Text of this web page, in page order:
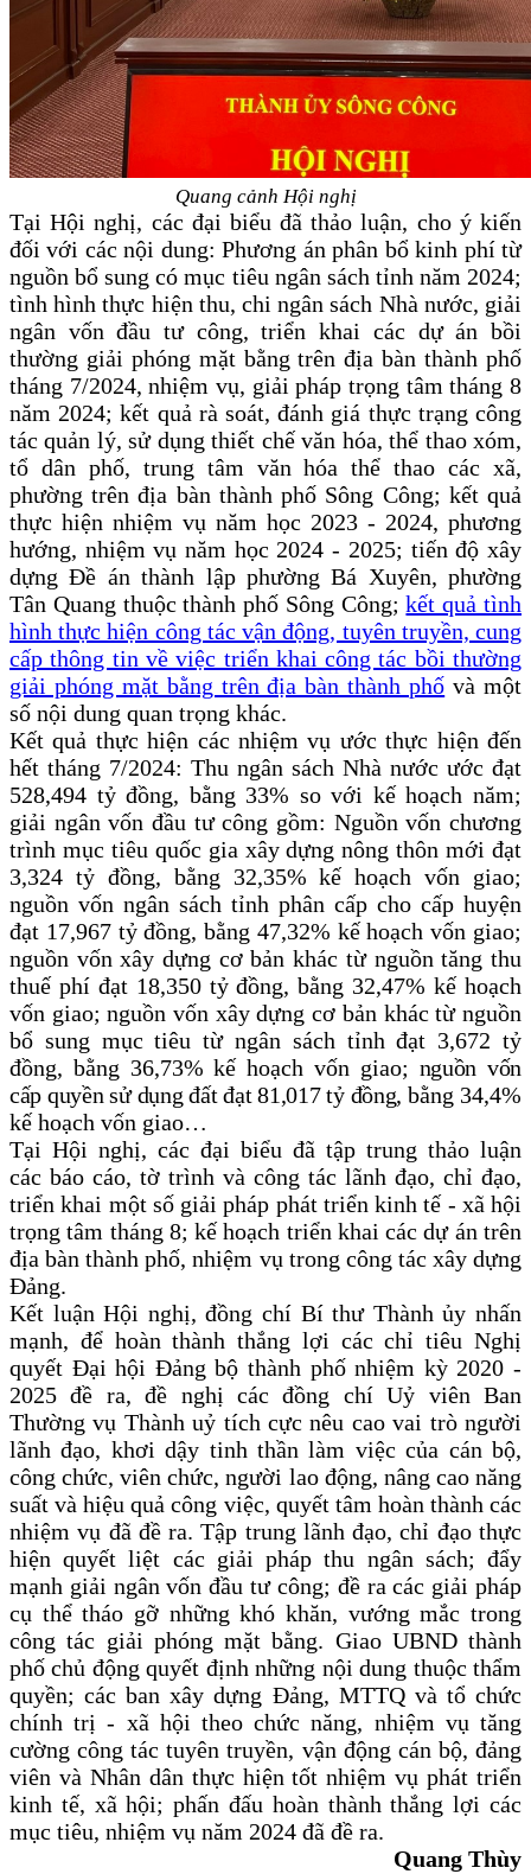
Quang cảnh Hội nghị
Tại Hội nghị, các đại biểu đã thảo luận, cho ý kiến
đối với các nội dung: Phương án phân bổ kinh phí từ
nguồn bổ sung có mục tiêu ngân sách tỉnh năm 2024;
tình hình thực hiện thu, chi ngân sách Nhà nước, giải
ngân vốn đầu tư công, triển khai các dự án bồi
thường giải phóng mặt bằng trên địa bàn thành phố
tháng 7/2024, nhiệm vụ, giải pháp trọng tâm tháng 8
năm 2024; kết quả rà soát, đánh giá thực trạng công
tác quản lý, sử dụng thiết chế văn hóa, thể thao xóm,
tổ dân phố, trung tâm văn hóa thể thao các xã,
phường trên địa bàn thành phố Sông Công; kết quả
thực hiện nhiệm vụ năm học 2023 - 2024, phương
hướng, nhiệm vụ năm học 2024 - 2025; tiến độ xây
dựng Đề án thành lập phường Bá Xuyên, phường
Tân Quang thuộc thành phố Sông Công;kết quả tình
hình thực hiện công tác vận động, tuyên truyền, cung
cấp thông tin về việc triển khai công tác bồi thường
giải phóng mặt bằng trên địa bàn thành phố và một
số nội dung quan trọng khác.
Kết quả thực hiện các nhiệm vụ ước thực hiện đến
hết tháng 7/2024: Thu ngân sách Nhà nước ước đạt
528,494 tỷ đồng, bằng 33% so với kế hoạch năm;
giải ngân vốn đầu tư công gồm: Nguồn vốn chương
trình mục tiêu quốc gia xây dựng nông thôn mới đạt
3,324 tỷ đồng, bằng 32,35% kế hoạch vốn giao;
nguồn vốn ngân sách tỉnh phân cấp cho cấp huyện
đạt 17,967 tỷ đồng, bằng 47,32% kế hoạch vốn giao;
nguồn vốn xây dựng cơ bản khác từ nguồn tăng thu
thuế phí đạt 18,350 tỷ đồng, bằng 32,47% kế hoạch
vốn giao; nguồn vốn xây dựng cơ bản khác từ nguồn
bổ sung mục tiêu từ ngân sách tỉnh đạt 3,672 tỷ
đồng, bằng 36,73% kế hoạch vốn giao; nguồn vốn
cấp quyền sử dụng đất đạt 81,017 tỷ đồng, bằng 34,4%
kế hoạch vốn giao…
Tại Hội nghị, các đại biểu đã tập trung thảo luận
các báo cáo, tờ trình và công tác lãnh đạo, chỉ đạo,
triển khai một số giải pháp phát triển kinh tế - xã hội
trọng tâm tháng 8; kế hoạch triển khai các dự án trên
địa bàn thành phố, nhiệm vụ trong công tác xây dựng
Đảng.
Kết luậnHội nghị,đồng chí Bí thư Thành ủy nhấn
mạnh, để hoàn thành thắng lợi các chỉ tiêu Nghị
quyết Đại hội Đảng bộ thành phố nhiệm kỳ 2020 -
2025 đề ra, đề nghị các đồng chí Uỷ viên Ban
Thường vụ Thành uỷ tích cực nêu cao vai trò người
lãnh đạo, khơi dậy tinh thần làm việc của cán bộ,
công chức, viên chức, người lao động, nâng cao năng
suất và hiệu quả công việc, quyết tâm hoàn thành các
nhiệm vụ đã đề ra. Tập trung lãnh đạo, chỉ đạo thực
hiện quyết liệt các giải pháp thu ngân sách; đẩy
mạnh giải ngân vốn đầu tư công; đề ra các giải pháp
cụ thể tháo gỡ những khó khăn, vướng mắc trong
công tác giải phóng mặt bằng. Giao UBND thành
phố chủ động quyết định những nội dung thuộc thẩm
quyền; các ban xây dựng Đảng, MTTQ và tổ chức
chính trị - xã hội theo chức năng, nhiệm vụ tăng
cường công tác tuyên truyền, vận động cán bộ, đảng
viên và Nhân dân thực hiện tốt nhiệm vụ phát triển
kinh tế, xã hội; phấn đấu hoàn thành thắng lợi các
mục tiêu, nhiệm vụ năm 2024 đã đề ra.
Quang Thùy